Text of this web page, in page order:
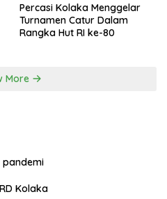
Percasi Kolaka Menggelar
Turnamen Catur Dalam
Rangka Hut RI ke-80
More
pandemi
Kolaka